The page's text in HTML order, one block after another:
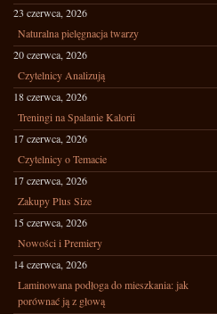
23 czerwca, 2026
Naturalna pielęgnacja twarzy
20 czerwca, 2026
Czytelnicy Analizują
18 czerwca, 2026
Treningi na Spalanie Kalorii
17 czerwca, 2026
Czytelnicy o Temacie
17 czerwca, 2026
Zakupy Plus Size
15 czerwca, 2026
Nowości i Premiery
14 czerwca, 2026
Laminowana podłoga do mieszkania: jak
porównać ją z głową